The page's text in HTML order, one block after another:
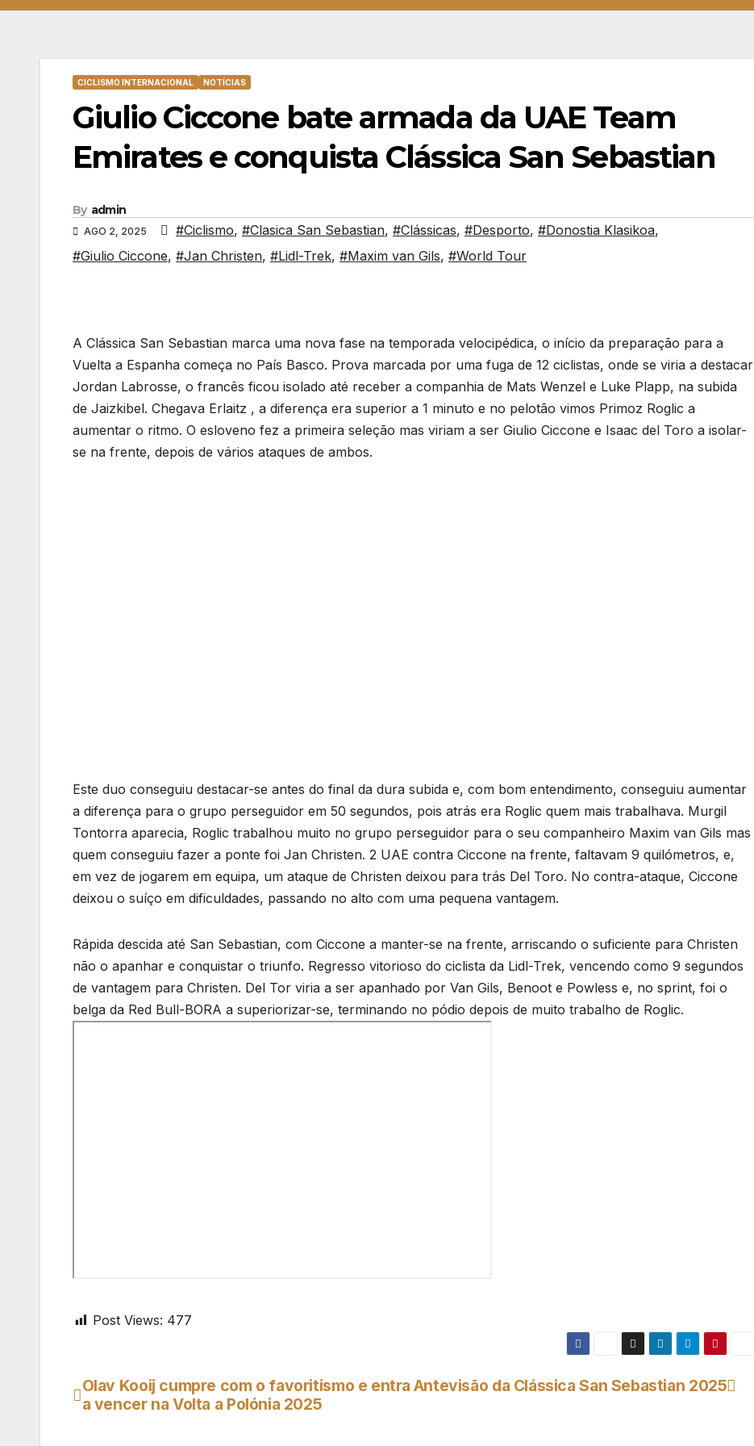
CICLISMO INTERNACIONAL NOTÍCIAS
Giulio Ciccone bate armada da UAE Team
Emirates e conquista Clássica San Sebastian
By admin
AGO 2, 2025 #Ciclismo, #Clasica San Sebastian, #Clássicas, #Desporto, #Donostia Klasikoa,
#Giulio Ciccone, #Jan Christen, #Lidl-Trek, #Maxim van Gils, #World Tour
A Clássica San Sebastian marca uma nova fase na temporada velocipédica, o início da preparação para a
Vuelta a Espanha começa no País Basco. Prova marcada por uma fuga de 12 ciclistas, onde se viria a destacar
Jordan Labrosse, o francês ficou isolado até receber a companhia de Mats Wenzel e Luke Plapp, na subida
de Jaizkibel. Chegava Erlaitz , a diferença era superior a 1 minuto e no pelotão vimos Primoz Roglic a
aumentar o ritmo. O esloveno fez a primeira seleção mas viriam a ser Giulio Ciccone e Isaac del Toro a isolar-
se na frente, depois de vários ataques de ambos.
Este duo conseguiu destacar-se antes do final da dura subida e, com bom entendimento, conseguiu aumentar
a diferença para o grupo perseguidor em 50 segundos, pois atrás era Roglic quem mais trabalhava. Murgil
Tontorra aparecia, Roglic trabalhou muito no grupo perseguidor para o seu companheiro Maxim van Gils mas
quem conseguiu fazer a ponte foi Jan Christen. 2 UAE contra Ciccone na frente, faltavam 9 quilómetros, e,
em vez de jogarem em equipa, um ataque de Christen deixou para trás Del Toro. No contra-ataque, Ciccone
deixou o suíço em dificuldades, passando no alto com uma pequena vantagem.
Rápida descida até San Sebastian, com Ciccone a manter-se na frente, arriscando o suficiente para Christen
não o apanhar e conquistar o triunfo. Regresso vitorioso do ciclista da Lidl-Trek, vencendo como 9 segundos
de vantagem para Christen. Del Tor viria a ser apanhado por Van Gils, Benoot e Powless e, no sprint, foi o
belga da Red Bull-BORA a superiorizar-se, terminando no pódio depois de muito trabalho de Roglic.
Post Views: 477
Navegação
Antevisão da Clássica San Sebastian 2025
Olav Kooij cumpre com o favoritismo e entra
a vencer na Volta a Polónia 2025